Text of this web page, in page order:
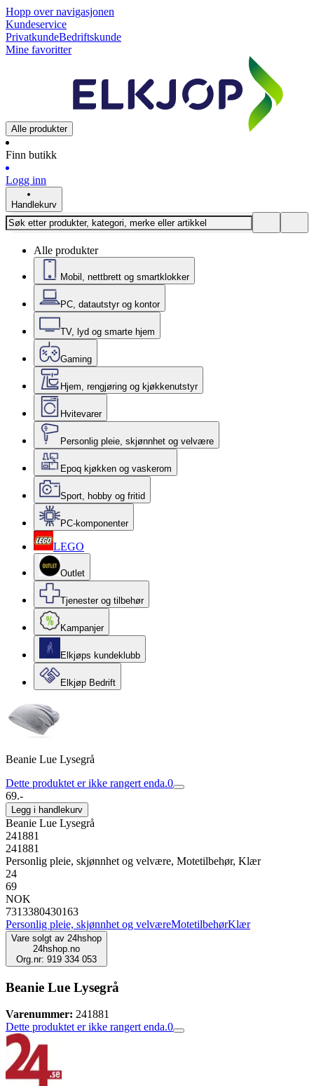
Hopp over navigasjonen
Kundeservice
PrivatkundeBedriftskunde
Mine favoritter
Alle produkter
Finn butikk
Logg inn
Handlekurv
Alle produkter
Mobil, nettbrett og smartklokker
PC, datautstyr og kontor
TV, lyd og smarte hjem
Gaming
Hjem, rengjøring og kjøkkenutstyr
Hvitevarer
Personlig pleie, skjønnhet og velvære
Epoq kjøkken og vaskerom
Sport, hobby og fritid
PC-komponenter
LEGO
Outlet
Tjenester og tilbehør
Kampanjer
Elkjøps kundeklubb
Elkjøp Bedrift
Beanie Lue Lysegrå
Dette produktet er ikke rangert enda.0
69.-
Legg i handlekurv
Beanie Lue Lysegrå
241881
241881
Personlig pleie, skjønnhet og velvære, Motetilbehør, Klær
24
69
NOK
7313380430163
Personlig pleie, skjønnhet og velværeMotetilbehørKlær
Vare solgt av 24hshop
24hshop.no
Org.nr: 919 334 053
Beanie Lue Lysegrå
Varenummer: 241881
Dette produktet er ikke rangert enda.0